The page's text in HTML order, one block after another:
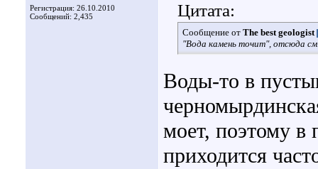
Регистрация: 26.10.2010
Сообщений: 2,435
Цитата:
Сообщение от The best geologist
"Вода камень точит", отсюда
Воды-то в
моет, поэтому в
приходится